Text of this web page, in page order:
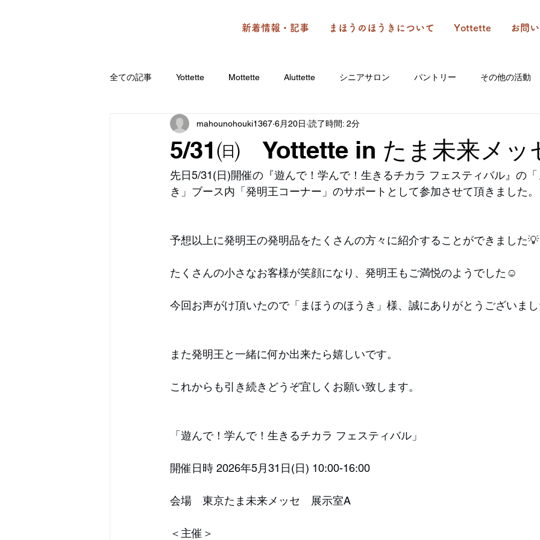
新着情報・記事 まほうのほうきについて Yottette お問
全ての記事 Yottette Mottette Aluttette シニアサロン パントリー その他の活動
5/31㈰ Yottette in たま未来メッ
mahounohouki1367 6月20日 読了時間: 2分
先日5/31(日)開催の『遊んで！学んで！生きるチカラ フェスティバル』の
き」ブース内「発明王コーナー」のサポートとして参加させて頂きました。
予想以上に発明王の発明品をたくさんの方々に紹介することができました💡
たくさんの小さなお客様が笑顔になり、発明王もご満悦のようでした☺️
今回お声がけ頂いたので「まほうのほうき」様、誠にありがとうございま
また発明王と一緒に何か出来たら嬉しいです。
これからも引き続きどうぞ宜しくお願い致します。
「遊んで！学んで！生きるチカラ フェスティバル」
開催日時 2026年5月31日(日) 10:00-16:00
会場　東京たま未来メッセ　展示室A
＜主催＞